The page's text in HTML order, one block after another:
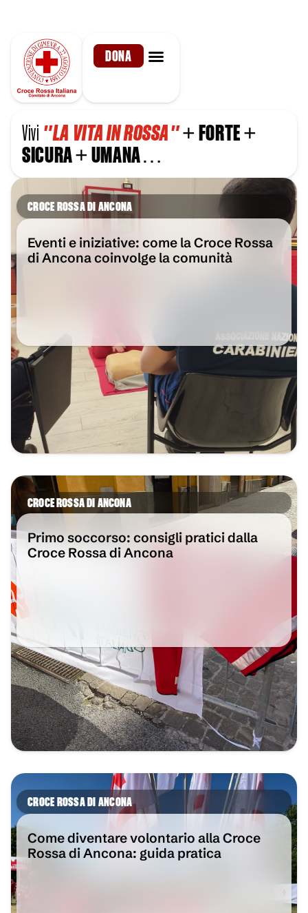
DONA
Vivi"LA VITA IN ROSSA"+FORTE+
SICURA+UMANA…
CROCE ROSSA DI ANCONA
Eventi e iniziative: come la Croce Rossa
di Ancona coinvolge la comunità
CROCE ROSSA DI ANCONA
Primo soccorso: consigli pratici dalla
Croce Rossa di Ancona
CROCE ROSSA DI ANCONA
Come diventare volontario alla Croce
Rossa di Ancona: guida pratica